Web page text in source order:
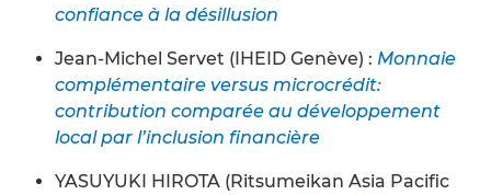
confiance à la désillusion
Jean-Michel Servet (IHEID Genève) : Monnaie
complémentaire versus microcrédit:
contribution comparée au développement
local par l’inclusion financière
YASUYUKI HIROTA (Ritsumeikan Asia Pacific